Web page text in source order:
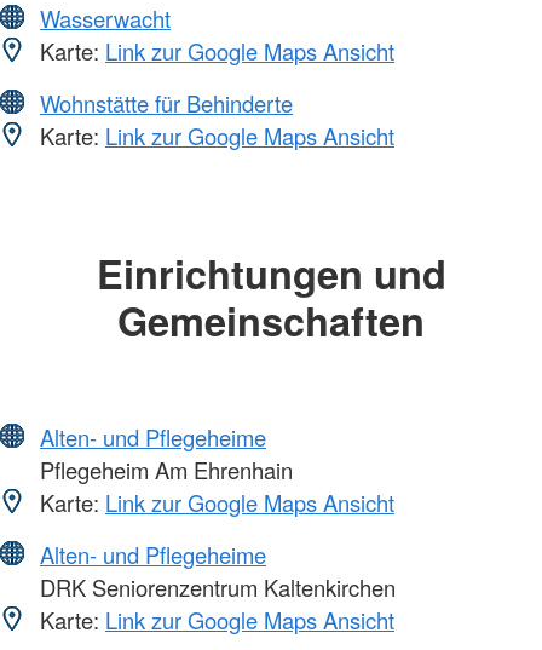
Wasserwacht
Karte: Link zur Google Maps Ansicht
Wohnstätte für Behinderte
Karte: Link zur Google Maps Ansicht
Einrichtungen und
Gemeinschaften
Alten- und Pflegeheime
Pflegeheim Am Ehrenhain
Karte: Link zur Google Maps Ansicht
Alten- und Pflegeheime
DRK Seniorenzentrum Kaltenkirchen
Karte: Link zur Google Maps Ansicht